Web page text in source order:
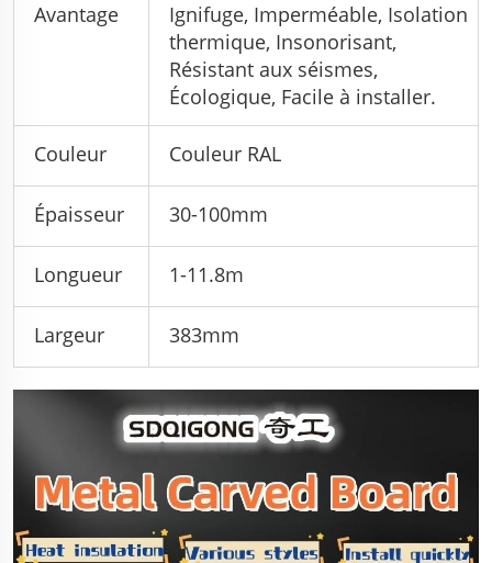
Avantage
Ignifuge, Imperméable, Isolation
thermique, Insonorisant,
Résistant aux séismes,
Écologique, Facile à installer.
Couleur Couleur RAL
Épaisseur 30-100mm
Longueur 1-11.8m
Largeur 383mm